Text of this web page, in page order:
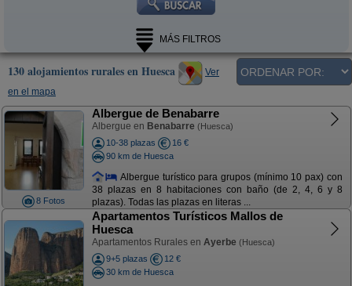
MÁS FILTROS
130 alojamientos rurales en Huesca
Ver
en el mapa
8 Fotos
Albergue de Benabarre
Albergue en Benabarre (Huesca)
10-38 plazas
16 €
90 km de Huesca
Albergue turístico para grupos (mínimo 10 pax) con
38 plazas en 8 habitaciones con baño (de 2, 4, 6 y 8
plazas). Todas las plazas en literas ...
Apartamentos Turísticos Mallos de
Huesca
Apartamentos Rurales en Ayerbe (Huesca)
9+5 plazas
12 €
30 km de Huesca